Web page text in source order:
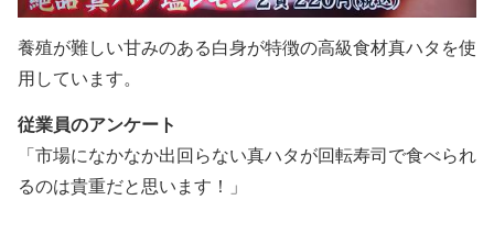
養殖が難しい甘みのある白身が特徴の高級食材真ハタを使
用しています。
従業員のアンケート
「市場になかなか出回らない真ハタが回転寿司で食べられ
るのは貴重だと思います！」